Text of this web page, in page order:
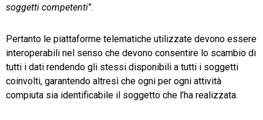
soggetti competenti”.
Pertanto le piattaforme telematiche utilizzate devono essere
interoperabili nel senso che devono consentire lo scambio di
tutti i dati rendendo gli stessi disponibili a tutti i soggetti
coinvolti, garantendo altresì che ogni per ogni attività
compiuta sia identificabile il soggetto che l’ha realizzata.